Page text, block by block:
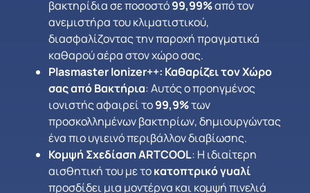
βακτηρίδια σε ποσοστό99,99%από τον
ανεμιστήρα του κλιματιστικού,
διασφαλίζοντας την παροχή πραγματικά
καθαρού αέρα στον χώρο σας.
Plasmaster Ionizer++: Καθαρίζει τον Χώρο
σας από Βακτήρια: Αυτός ο προηγμένος
ιονιστής αφαιρεί το99,9%των
προσκολλημένων βακτηρίων, δημιουργώντας
ένα πιο υγιεινό περιβάλλον διαβίωσης.
Κομψή Σχεδίαση ARTCOOL: Η ιδιαίτερη
αισθητική του με τοκατοπτρικό γυαλί
προσδίδει μια μοντέρνα και κομψή πινελιά